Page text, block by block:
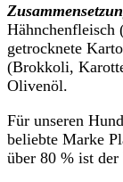
Hähnchenfleisch
getrocknete
(Brokkoli,
Olivenöl.
Für unseren
beliebte Marke
über 80 % ist der